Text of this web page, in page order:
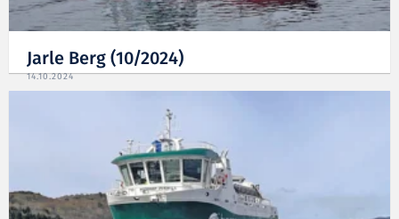
Jarle Berg (10/2024)
14.10.2024